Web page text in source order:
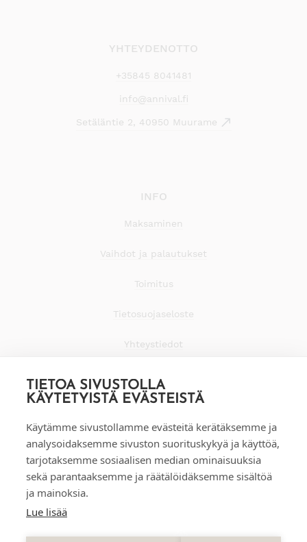
TIETOA SIVUSTOLLA
KÄYTETYISTÄ EVÄSTEISTÄ
Käytämme sivustollamme evästeitä kerätäksemme ja
analysoidaksemme sivuston suorituskykyä ja käyttöä,
tarjotaksemme sosiaalisen median ominaisuuksia
sekä parantaaksemme ja räätälöidäksemme sisältöä
ja mainoksia.
Lue lisää
YHTEYDENOTTO
+35845 8041481
info@annival.fi
Setäläntie 2, 40950 Muurame
INFO
Maksaminen
Vaihdot ja palautukset
Toimitus
Tietosuojaseloste
Yhteystiedot